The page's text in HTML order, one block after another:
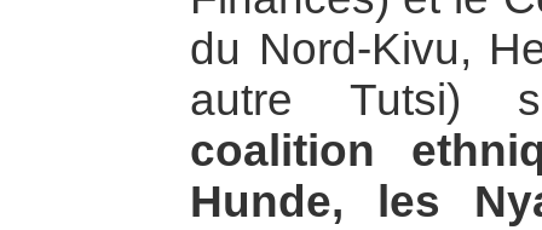
du Nord-Kivu,
autre Tutsi)
coalition
Hunde, les